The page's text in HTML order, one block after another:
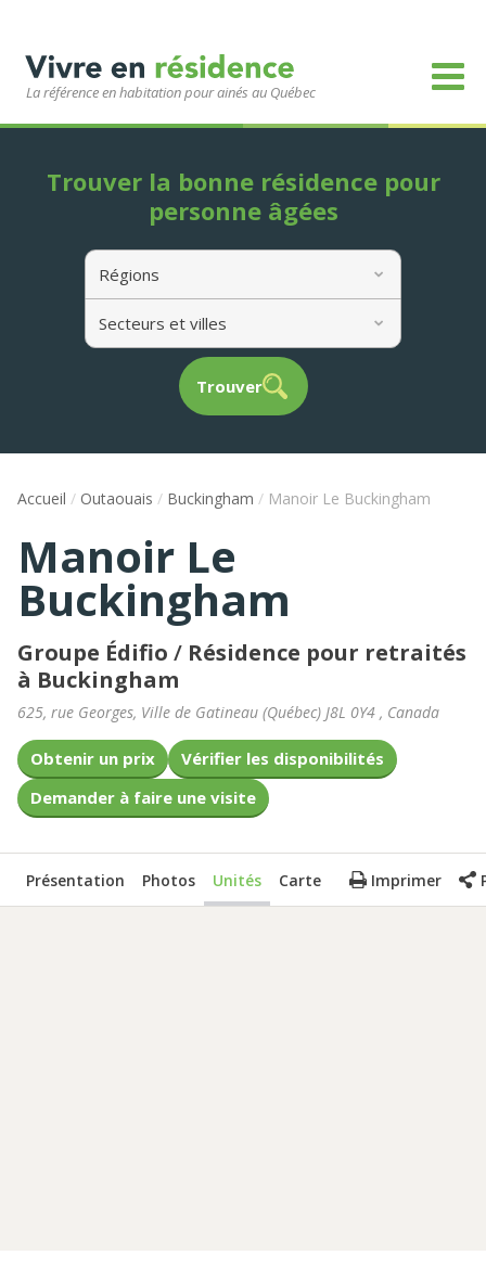
La référence en habitation pour ainés au Québec
Régions
Secteurs et villes
Trouver
Trouver la bonne résidence pour
personne âgées
Accueil / Outaouais / Buckingham / Manoir Le Buckingham
Manoir Le
Buckingham
Groupe Édifio / Résidence pour retraités
à Buckingham
625, rue Georges, Ville de Gatineau (Québec) J8L 0Y4 , Canada
Obtenir un prix
Vérifier les disponibilités
Demander à faire une visite
Présentation Photos Unités Carte Imprimer